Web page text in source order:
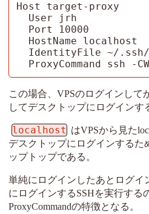
Host target-proxy
ProxyCommand ssh -
この場合、VPSのログインして
してデスクトップにログインす
localhost はVPSから見た
デスクトップにログインするた
ップトップである。
単純にログインしたあとログイ
にログインするSSHを実行する
ProxyCommandの特徴となる。